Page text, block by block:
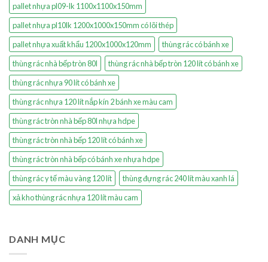
pallet nhựa pl09-lk 1100x1100x150mm
pallet nhựa pl10lk 1200x1000x150mm có lõi thép
pallet nhựa xuất khẩu 1200x1000x120mm
thùng rác có bánh xe
thùng rác nhà bếp tròn 80l
thùng rác nhà bếp tròn 120 lít có bánh xe
thùng rác nhựa 90 lít có bánh xe
thùng rác nhựa 120 lít nắp kín 2 bánh xe màu cam
thùng rác tròn nhà bếp 80l nhựa hdpe
thùng rác tròn nhà bếp 120 lít có bánh xe
thùng rác tròn nhà bếp có bánh xe nhựa hdpe
thùng rác y tế màu vàng 120 lít
thùng đựng rác 240 lít màu xanh lá
xả kho thùng rác nhựa 120 lít màu cam
DANH MỤC